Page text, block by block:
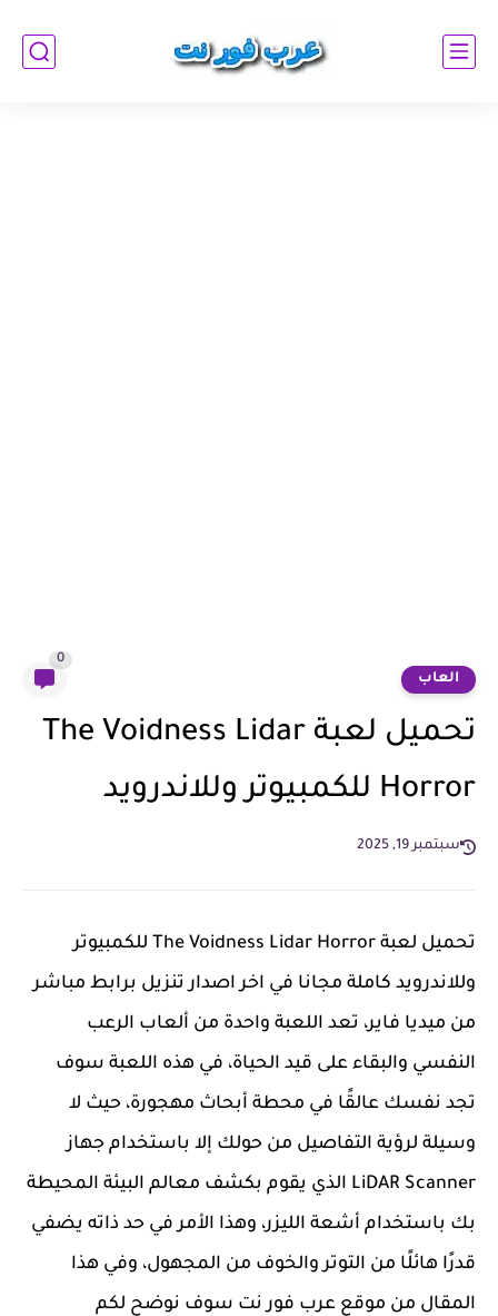
العاب
0
تحميل لعبة The Voidness Lidar
Horror للكمبيوتر وللاندرويد
سبتمبر 19, 2025
تحميل لعبة The Voidness Lidar Horror للكمبيوتر
وللاندرويد كاملة مجانا في اخر اصدار تنزيل برابط مباشر
من ميديا فاير، تعد اللعبة واحدة من ألعاب الرعب
النفسي والبقاء على قيد الحياة، في هذه اللعبة سوف
تجد نفسك عالقًا في محطة أبحاث مهجورة، حيث لا
وسيلة لرؤية التفاصيل من حولك إلا باستخدام جهاز
LiDAR Scanner الذي يقوم بكشف معالم البيئة المحيطة
بك باستخدام أشعة الليزر، وهذا الأمر في حد ذاته يضفي
قدرًا هائلًا من التوتر والخوف من المجهول، وفي هذا
المقال من موقع عرب فور نت سوف نوضح لكم